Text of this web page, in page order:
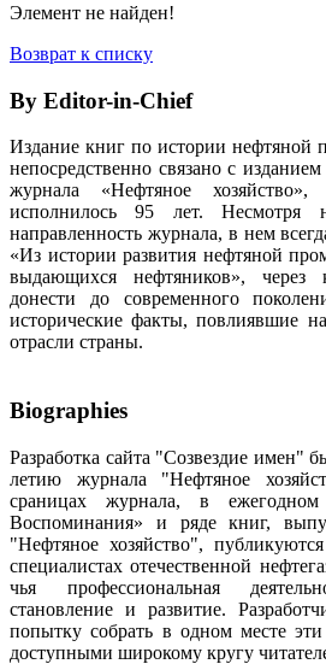
Элемент не найден!
Возврат к списку
By Editor-in-Chief
Издание книг по истории нефтяной
непосредственно связано с
журнала «Нефтяное
исполнилось 95 лет. Несмотря
направленность журнала, в нем
«Из истории развития нефтяной
выдающихся нефтяников», через
донести до современного
исторические факты, повлиявшие
отрасли страны.
Biographies
Разработка сайта "Созвездие имен"
летию журнала "Нефтяное
сраницах журнала, в ежегодном
Воспоминания» и ряде книг,
"Нефтяное хозяйство",
специалистах отечественной
чья профессиональная
становление и развитие.
попытку собрать в одном месте
доступными широкому кругу